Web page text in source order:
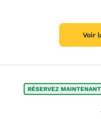
Voir
RÉSERVEZ